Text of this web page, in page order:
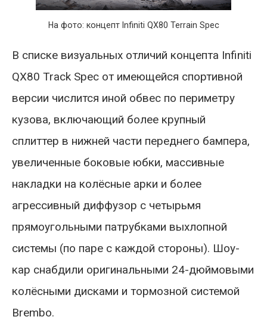
На фото: концепт Infiniti QX80 Terrain Spec
В списке визуальных отличий концепта Infiniti
QX80 Track Spec от имеющейся спортивной
версии числится иной обвес по периметру
кузова, включающий более крупный
сплиттер в нижней части переднего бампера,
увеличенные боковые юбки, массивные
накладки на колёсные арки и более
агрессивный диффузор с четырьмя
прямоугольными патрубками выхлопной
системы (по паре с каждой стороны). Шоу-
кар снабдили оригинальными 24-дюймовыми
колёсными дисками и тормозной системой
Brembo.